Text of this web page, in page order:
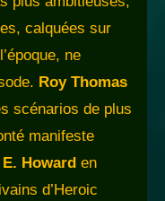
calquées sur
ne
Roy Thomas
scénarios de plus
manifeste
Howard en
d’Heroic